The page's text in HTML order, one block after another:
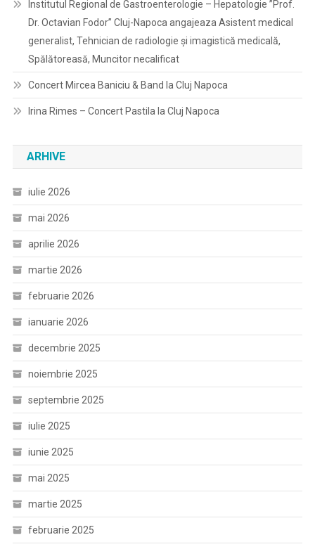
Institutul Regional de Gastroenterologie – Hepatologie ”Prof.
Dr. Octavian Fodor” Cluj-Napoca angajeaza Asistent medical
generalist, Tehnician de radiologie și imagistică medicală,
Spălătoreasă, Muncitor necalificat
Concert Mircea Baniciu & Band la Cluj Napoca
Irina Rimes – Concert Pastila la Cluj Napoca
ARHIVE
iulie 2026
mai 2026
aprilie 2026
martie 2026
februarie 2026
ianuarie 2026
decembrie 2025
noiembrie 2025
septembrie 2025
iulie 2025
iunie 2025
mai 2025
martie 2025
februarie 2025